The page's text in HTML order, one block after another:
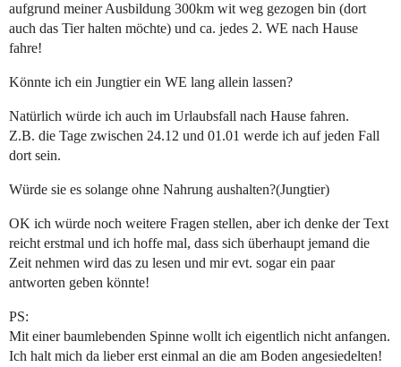
aufgrund meiner Ausbildung 300km wit weg gezogen bin (dort
auch das Tier halten möchte) und ca. jedes 2. WE nach Hause
fahre!
Könnte ich ein Jungtier ein WE lang allein lassen?
Natürlich würde ich auch im Urlaubsfall nach Hause fahren.
Z.B. die Tage zwischen 24.12 und 01.01 werde ich auf jeden Fall
dort sein.
Würde sie es solange ohne Nahrung aushalten?(Jungtier)
OK ich würde noch weitere Fragen stellen, aber ich denke der Text
reicht erstmal und ich hoffe mal, dass sich überhaupt jemand die
Zeit nehmen wird das zu lesen und mir evt. sogar ein paar
antworten geben könnte!
PS:
Mit einer baumlebenden Spinne wollt ich eigentlich nicht anfangen.
Ich halt mich da lieber erst einmal an die am Boden angesiedelten!